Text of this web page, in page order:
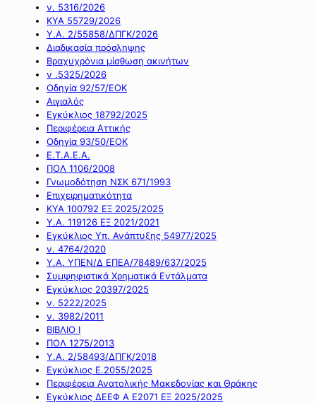
ν. 5316/2026
ΚΥΑ 55729/2026
Υ.Α. 2/55858/ΔΠΓΚ/2026
Διαδικασία πρόσληψης
Βραχυχρόνια μίσθωση ακινήτων
ν .5325/2026
Οδηγία 92/57/ΕΟΚ
Αιγιαλός
Εγκύκλιος 18792/2025
Περιφέρεια Αττικής
Οδηγία 93/50/ΕΟΚ
Ε.Τ.Α.Ε.Α.
ΠΟΛ 1106/2008
Γνωμοδότηση ΝΣΚ 671/1993
Επιχειρηματικότητα
ΚΥΑ 100792 ΕΞ 2025/2025
Υ.Α. 119126 ΕΞ 2021/2021
Εγκύκλιος Υπ. Ανάπτυξης 54977/2025
ν. 4764/2020
Υ.Α. ΥΠΕΝ/Δ ΕΠΕΑ/78489/637/2025
Συμψηφιστικά Χρηματικά Εντάλματα
Εγκύκλιος 20397/2025
ν. 5222/2025
ν. 3982/2011
ΒΙΒΛΙΟ Ι
ΠΟΛ 1275/2013
Υ.Α. 2/58493/ΔΠΓΚ/2018
Εγκύκλιος Ε.2055/2025
Περιφέρεια Ανατολικής Μακεδονίας και Θράκης
Εγκύκλιος ΔΕΕΦ Α Ε2071 ΕΞ 2025/2025